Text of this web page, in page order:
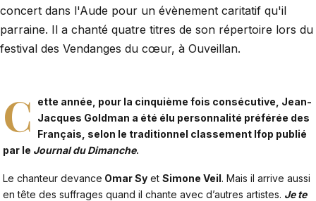
concert dans l'Aude pour un évènement caritatif qu'il
parraine. Il a chanté quatre titres de son répertoire lors du
festival des Vendanges du cœur, à Ouveillan.
C ette année, pour la cinquième fois consécutive, Jean-
Jacques Goldman a été élu personnalité préférée des
Français, selon le traditionnel classement Ifop publié
par le Journal du Dimanche.
Le chanteur devance Omar Sy et Simone Veil. Mais il arrive aussi
en tête des suffrages quand il chante avec d’autres artistes. Je te